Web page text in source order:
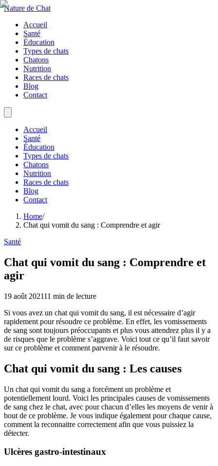
Nature de Chat
Accueil
Santé
Éducation
Types de chats
Chatons
Nutrition
Races de chats
Blog
Contact
Accueil
Santé
Éducation
Types de chats
Chatons
Nutrition
Races de chats
Blog
Contact
Home/
Chat qui vomit du sang : Comprendre et agir
Santé
Chat qui vomit du sang : Comprendre et
agir
19 août 202111 min de lecture
Si vous avez un chat qui vomit du sang, il est nécessaire d’agir
rapidement pour résoudre ce problème. En effet, les vomissements
de sang sont toujours préoccupants et plus vous attendrez plus il y a
de risques que le problème s’aggrave. Voici tout ce qu’il faut savoir
sur ce problème et comment parvenir à le résoudre.
Chat qui vomit du sang : Les causes
Un chat qui vomit du sang a forcément un problème et
potentiellement lourd. Voici les principales causes de vomissements
de sang chez le chat, avec pour chacun d’elles les moyens de venir à
bout de ce problème. Je vous indique également pour chaque cause,
comment la reconnaitre correctement afin que vous puissiez la
détecter.
Ulcères gastro-intestinaux